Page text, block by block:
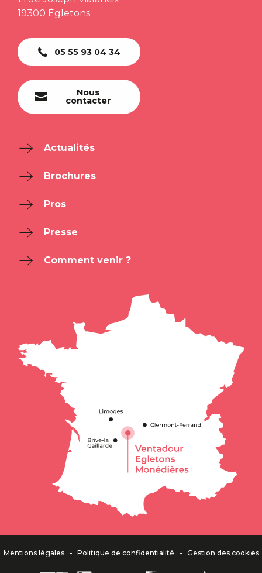
19300 Égletons
05 55 93 04 34
Nous
contacter
Actualités
Brochures
Pros
Presse
Comment venir ?
Mentions légales - Politique de confidentialité - Gestion des cookies